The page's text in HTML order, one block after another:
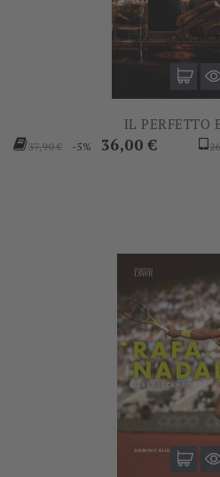
IL PERFETTO
Prezzo
37,90 € -5% Prezzo
36,00 €